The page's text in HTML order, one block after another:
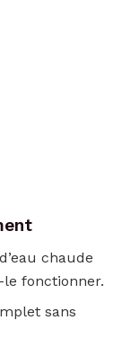
chaude
le fonctionner.
sans